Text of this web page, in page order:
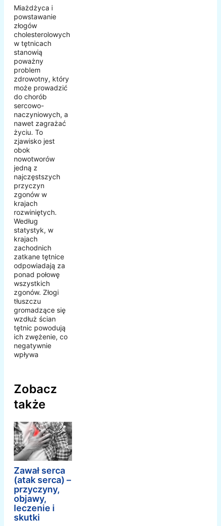
Miażdżyca i
powstawanie
złogów
cholesterolowych
w tętnicach
stanowią
poważny
problem
zdrowotny, który
może prowadzić
do chorób
sercowo-
naczyniowych, a
nawet zagrażać
życiu. To
zjawisko jest
obok
nowotworów
jedną z
najczęstszych
przyczyn
zgonów w
krajach
rozwiniętych.
Według
statystyk, w
krajach
zachodnich
zatkane tętnice
odpowiadają za
ponad połowę
wszystkich
zgonów. Złogi
tłuszczu
gromadzące się
wzdłuż ścian
tętnic powodują
ich zwężenie, co
negatywnie
wpływa
Zobacz
także
Zawał serca
(atak serca) –
przyczyny,
objawy,
leczenie i
skutki